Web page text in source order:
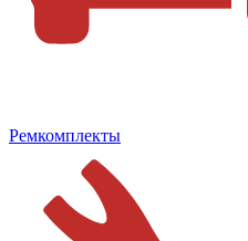
Ремкомплекты